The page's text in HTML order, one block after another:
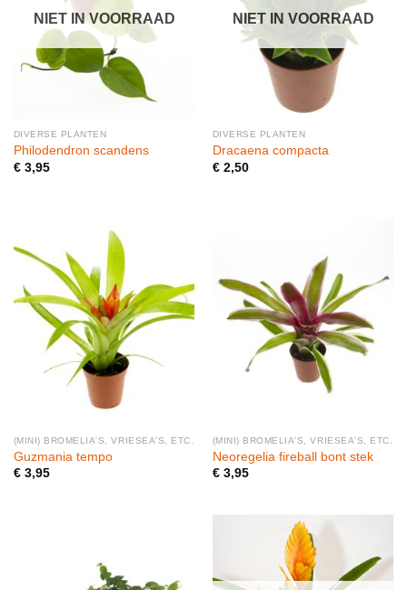
NIET IN VOORRAAD
DIVERSE PLANTEN
Philodendron scandens
€3,95
NIET IN VOORRAAD
DIVERSE PLANTEN
Dracaena compacta
€2,50
(MINI) BROMELIA'S, VRIESEA'S, ETC.
Guzmania tempo
€3,95
(MINI) BROMELIA'S, VRIESEA'S, ETC.
Neoregelia fireball bont stek
€3,95